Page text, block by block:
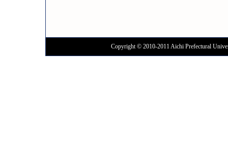
Copyright © 2010-2011 Aichi Prefectural